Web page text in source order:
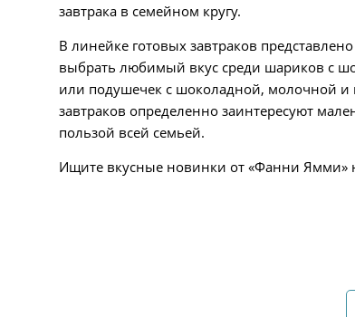
завтрака в семейном кругу.
В линейке готовых завтраков
выбрать любимый вкус среди шариков с
или подушечек с шоколадной, молочной
завтраков определенно заинтересуют
пользой всей семьей.
Ищите вкусные новинки от «Фанни Ямми»